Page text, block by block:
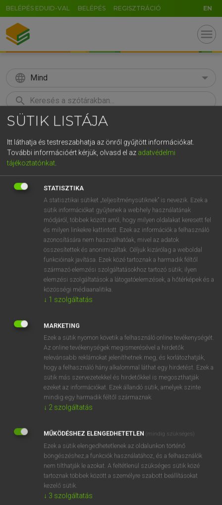
BELÉPÉS EDUID-VAL BELÉPÉS REGISZTRÁCIÓ EN
menu
language Mind
search
KERESÉS
Európai uniós terminológiai szótár
VAN ELŐFIZETÉSED?
Van előfizetésem a teljes szócikk megtekintéséhez.
BELÉPÉS
NINCS ELŐFIZETÉSED?
Nincs regisztrációm és előfizetésem. A szótár 2 órás,
díjmentes próbaverziójának elindításához regisztrálok és
belépek.
REGISZTRÁCIÓ
EURÓPAI UNIÓS TERMINOLÓGIAI SZÓTÁR
Kapcsolódó anyagok
énergie propre
SÜTIK LISTÁJA
Itt láthatja és testreszabhatja az önről gyűjtött információkat.
További információért kérjük, olvasd el az adatvédelmi
tájékoztatónkat.
STATISZTIKA
A statisztikai sütiket „teljesítménysütiknek” is nevezik. Ezek a
sütik információkat gyűjtenek a webhely használatának
módjáról, többek között arról, hogy milyen oldalakat keresett fel
és milyen linkekre kattintott. Ezek az információk a felhasználó
azonosítására nem használhatóak, mivel az adatok
összesítettek és anonimizáltak. Céljuk kizárólag a weboldal
funkcióinak javítása. Ezek közé tartoznak a harmadik féltől
származó elemzési szolgáltatásokhoz tartozó sütik; ilyen
elemzési szolgáltatások a látogatóelemzések, a hőtérképek és a
közösségi médiaanalitika.
↓ 1 szolgáltatás
MARKETING
Ezek a sütik nyomon követik a felhasználó online tevékenységét.
Az online tevékenységek megismerésével a hirdetők
relevánsabb reklámokat jeleníthetnek meg, és korlátozhatják,
hogy a felhasználó hány alkalommal láthat egy hirdetést. Ezek a
sütik más szervezetekkel és hirdetőkkel is megoszthatják
ezeket az információkat. Ezek állandó sütik, amelyek szinte
mindig egy harmadik féltől származnak.
↓ 2 szolgáltatás
MŰKÖDÉSHEZ ELENGEDHETETLEN (mindig szükséges)
Ezek a sütik elengedhetetlenek az oldalunkon történő
böngészéshez,a funkciók használatához, és a felhasználók
nem tilthatják le azokat. A feltétlenül szükséges sütik közé
tartoznak többek között a személyre szabott beállításokat
kezelő sütik.
↓ 3 szolgáltatás
GR
t z u i o p
g h j k l é á ű Ω
n m , . AltGr